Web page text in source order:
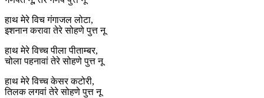
हाथ मेरे विच गंगाजल लोटा,
इशनान करावा तेरे सोहणे पुत्त नू
हाथ मेरे विच्च पीला पीताम्बर,
चोला पहनावां तेरे सोहणे पुत्त नू
हाथ मेरे विच्च केसर कटोरी,
तिलक लगवां तेरे सोहणे पुत्त नू